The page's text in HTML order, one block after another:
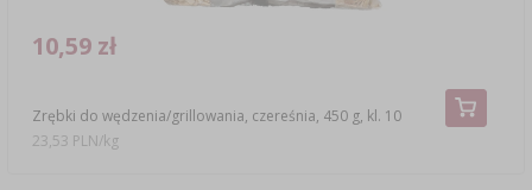
Zrębki do wędzenia/grillowania, czereśnia, 450 g, kl. 10
10,59 zł
23,53 PLN/kg